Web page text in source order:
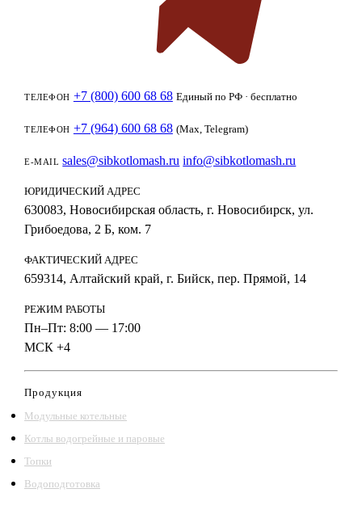
ТЕЛЕФОН +7 (800) 600 68 68 Единый по РФ · бесплатно
ТЕЛЕФОН +7 (964) 600 68 68 (Max, Telegram)
E-MAIL sales@sibkotlomash.ru info@sibkotlomash.ru
ЮРИДИЧЕСКИЙ АДРЕС
630083, Новосибирская область, г. Новосибирск, ул.
Грибоедова, 2 Б, ком. 7
ФАКТИЧЕСКИЙ АДРЕС
659314, Алтайский край, г. Бийск, пер. Прямой, 14
РЕЖИМ РАБОТЫ
Пн–Пт: 8:00 — 17:00
МСК +4
Продукция
Модульные котельные
Котлы водогрейные и паровые
Топки
Водоподготовка